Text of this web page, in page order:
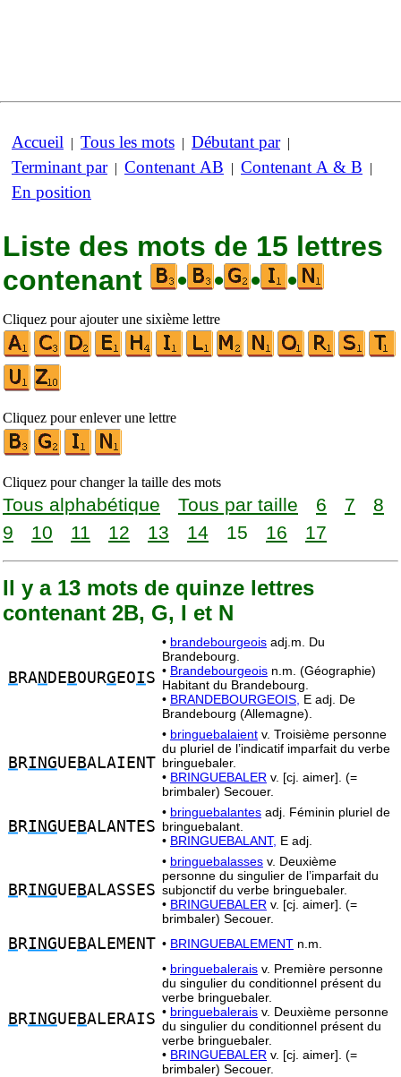
Accueil | Tous les mots | Débutant par|
Terminant par| Contenant AB | Contenant A & B |
En position
Liste des mots de 15 lettres
contenant
• • • •
Cliquez pour ajouter une sixième lettre
Cliquez pour enlever une lettre
Cliquez pour changer la taille des mots
Tous alphabétique Tous par taille 6 7
8
9
10 11 12 13 14 15 16 17
Il y a 13 mots de quinze lettres
contenant 2B, G, I et N
B RAN DE BOURG EOIS
• brandebourgeois adj.m. Du
Brandebourg.
• Brandebourgeois n.m. (Géographie)
Habitant du Brandebourg.
• BRANDEBOURGEOIS, E adj. De
Brandebourg (Allemagne).
B RINGUE BALAIENT
• bringuebalaient v. Troisième personne
du pluriel de l’indicatif imparfait du verbe
bringuebaler.
• BRINGUEBALER v. [cj. aimer]. (=
brimbaler) Secouer.
B RINGUE BALANTES
• bringuebalantes adj. Féminin pluriel de
bringuebalant.
• BRINGUEBALANT, E adj.
B RINGUE BALASSES
• bringuebalasses v. Deuxième
personne du singulier de l’imparfait du
subjonctif du verbe bringuebaler.
• BRINGUEBALER v. [cj. aimer]. (=
brimbaler) Secouer.
B RINGUE BALEMENT • BRINGUEBALEMENT n.m.
B RINGUE BALERAIS
• bringuebalerais v. Première personne
du singulier du conditionnel présent du
verbe bringuebaler.
• bringuebalerais v. Deuxième personne
du singulier du conditionnel présent du
verbe bringuebaler.
• BRINGUEBALER v. [cj. aimer]. (=
brimbaler) Secouer.